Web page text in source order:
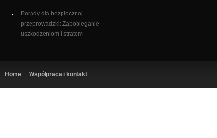
Porady dla bezpiecznej
przeprowadzki: Zapobieganie
uszkodzeniom i stratom
Home Współpraca i kontakt